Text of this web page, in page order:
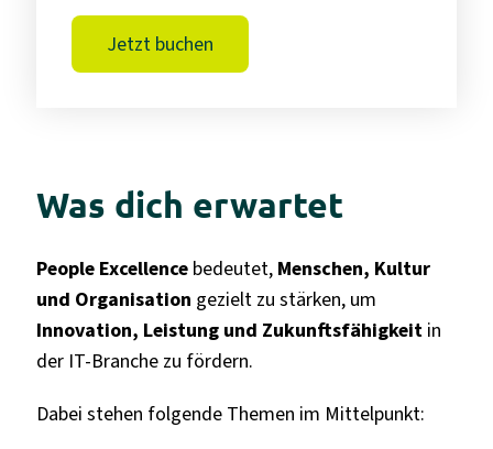
Was dich erwartet
People Excellencebedeutet, Menschen, Kultur
und Organisation gezielt zu stärken, um
Innovation, Leistung und Zukunftsfähigkeitin
der IT-Branche zu fördern.
Dabei stehen folgende Themen im Mittelpunkt:
Jetzt buchen